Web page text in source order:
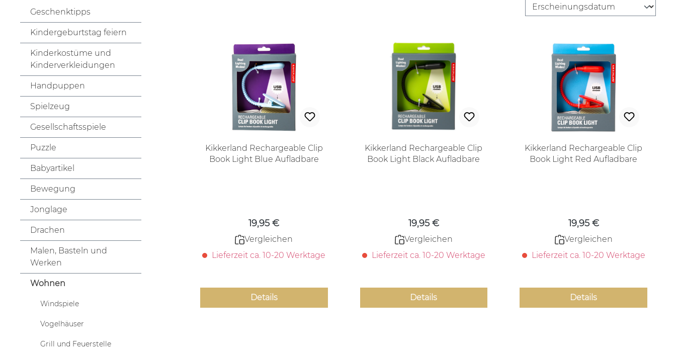
Geschenktipps
Kindergeburtstag feiern
Kinderkostüme und
Kinderverkleidungen
Handpuppen
Spielzeug
Gesellschaftsspiele
Puzzle
Babyartikel
Bewegung
Jonglage
Drachen
Malen, Basteln und
Werken
Wohnen
Windspiele
Vogelhäuser
Grill und Feuerstelle
Kikkerland Rechargeable Clip
Book Light Blue Aufladbare
19,95 €
Vergleichen
Lieferzeit ca. 10-20 Werktage
Details
Kikkerland Rechargeable Clip
Book Light Black Aufladbare
19,95 €
Vergleichen
Lieferzeit ca. 10-20 Werktage
Details
Kikkerland Rechargeable Clip
Book Light Red Aufladbare
19,95 €
Vergleichen
Lieferzeit ca. 10-20 Werktage
Details